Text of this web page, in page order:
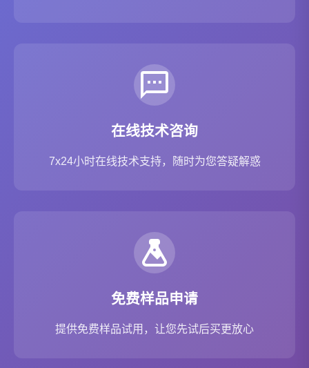
在线技术咨询
7x24小时在线技术支持，随时为您答疑解惑
免费样品申请
提供免费样品试用，让您先试后买更放心